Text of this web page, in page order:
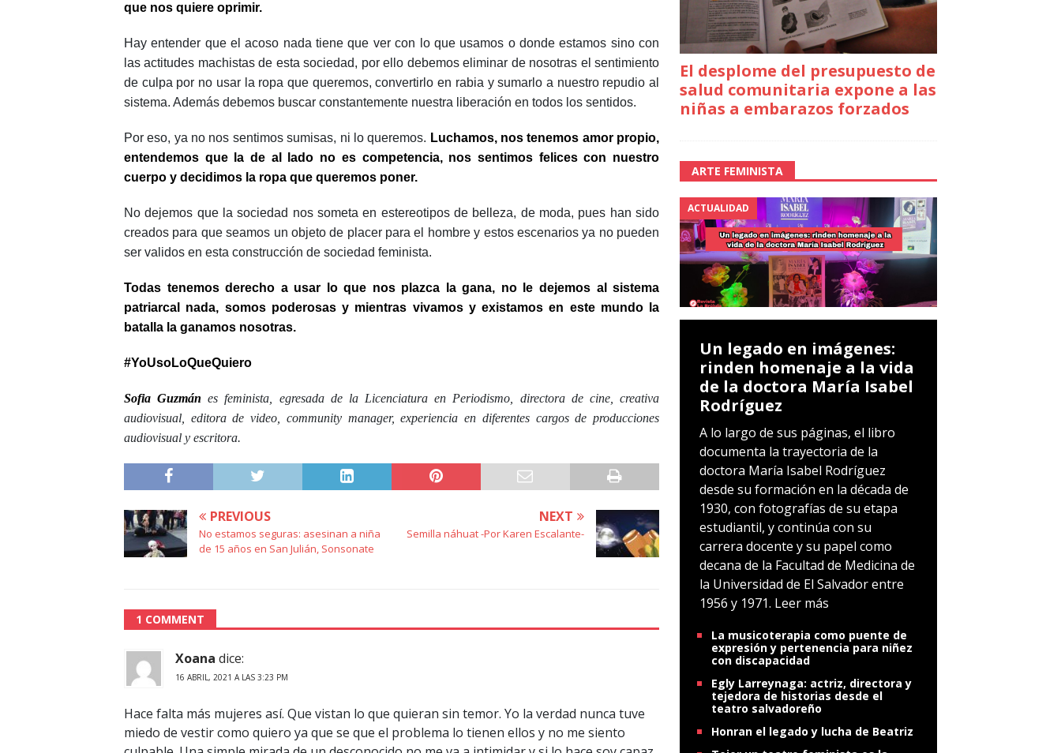
que nos quiere oprimir.
Hay entender que el acoso nada tiene que ver con lo que usamos o donde estamos sino con
las actitudes machistas de esta sociedad, por ello debemos eliminar de nosotras el sentimiento
de culpa por no usar la ropa que queremos, convertirlo en rabia y sumarlo a nuestro repudio al
sistema. Además debemos buscar constantemente nuestra liberación en todos los sentidos.
Por eso, ya no nos sentimos sumisas, ni lo queremos. Luchamos, nos tenemos amor propio,
entendemos que la de al lado no es competencia, nos sentimos felices con nuestro
cuerpo y decidimos la ropa que queremos poner.
No dejemos que la sociedad nos someta en estereotipos de belleza, de moda, pues han sido
creados para que seamos un objeto de placer para el hombre y estos escenarios ya no pueden
ser validos en esta construcción de sociedad feminista.
Todas tenemos derecho a usar lo que nos plazca la gana, no le dejemos al sistema
patriarcal nada, somos poderosas y mientras vivamos y existamos en este mundo la
batalla la ganamos nosotras.
#YoUsoLoQueQuiero
Sofia Guzmánes feminista, egresada de la Licenciatura en Periodismo, directora de cine, creativa
audiovisual, editora de video, community manager, experiencia en diferentes cargos de producciones
audiovisual y escritora.
PREVIOUS
No estamos seguras: asesinan a niña
de 15 años en San Julián, Sonsonate
NEXT
Semilla náhuat -Por Karen Escalante-
1 COMMENT
Xoana dice:
16 ABRIL, 2021 A LAS 3:23 PM
Hace falta más mujeres así. Que vistan lo que quieran sin temor. Yo la verdad nunca tuve
miedo de vestir como quiero ya que se que el problema lo tienen ellos y no me siento
El desplome del presupuesto de
salud comunitaria expone a las
niñas a embarazos forzados
ARTE FEMINISTA
ACTUALIDAD
Un legado en imágenes:
rinden homenaje a la vida
de la doctora María Isabel
Rodríguez
A lo largo de sus páginas, el libro
documenta la trayectoria de la
doctora María Isabel Rodríguez
desde su formación en la década de
1930, con fotografías de su etapa
estudiantil, y continúa con su
carrera docente y su papel como
decana de la Facultad de Medicina de
la Universidad de El Salvador entre
1956 y 1971. Leer más
La musicoterapia como puente de
expresión y pertenencia para niñez
con discapacidad
Egly Larreynaga: actriz, directora y
tejedora de historias desde el
teatro salvadoreño
Honran el legado y lucha de Beatriz